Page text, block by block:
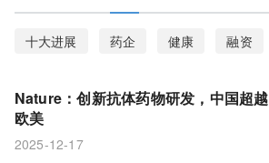
十大进展 药企 健康 融资
新三板
增强型抗体
Nature：创新抗体药物研发，中国超越
欧美
2025-12-17